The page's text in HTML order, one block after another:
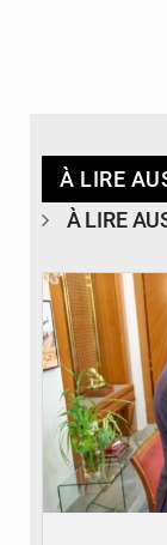
À LIRE
À LIRE